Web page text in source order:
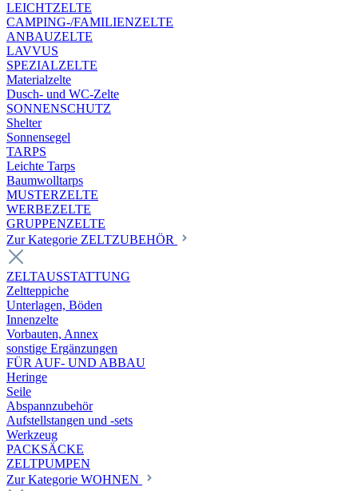
LEICHTZELTE
CAMPING-/FAMILIENZELTE
ANBAUZELTE
LAVVUS
SPEZIALZELTE
Materialzelte
Dusch- und WC-Zelte
SONNENSCHUTZ
Shelter
Sonnensegel
TARPS
Leichte Tarps
Baumwolltarps
MUSTERZELTE
WERBEZELTE
GRUPPENZELTE
Zur Kategorie ZELTZUBEHÖR
ZELTAUSSTATTUNG
Zeltteppiche
Unterlagen, Böden
Innenzelte
Vorbauten, Annex
sonstige Ergänzungen
FÜR AUF- UND ABBAU
Heringe
Seile
Abspannzubehör
Aufstellstangen und -sets
Werkzeug
PACKSÄCKE
ZELTPUMPEN
Zur Kategorie WOHNEN